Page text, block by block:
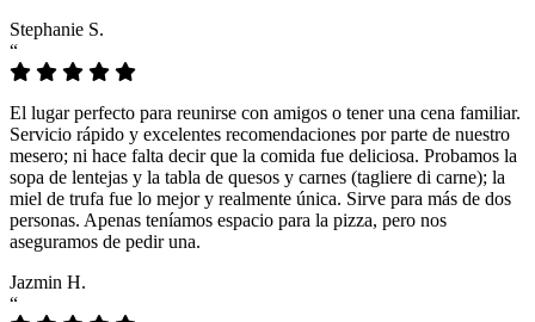
Stephanie S.
“
El lugar perfecto para reunirse con amigos o tener una cena familiar.
Servicio rápido y excelentes recomendaciones por parte de nuestro
mesero; ni hace falta decir que la comida fue deliciosa. Probamos la
sopa de lentejas y la tabla de quesos y carnes (tagliere di carne); la
miel de trufa fue lo mejor y realmente única. Sirve para más de dos
personas. Apenas teníamos espacio para la pizza, pero nos
aseguramos de pedir una.
Jazmin H.
“